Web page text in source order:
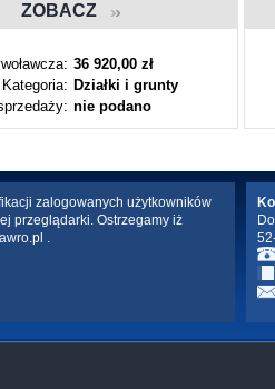
ZOBACZ
36 920,00 zł
Kategoria: Działki i grunty
nie podano
zalogowanych użytkowników
przeglądarki. Ostrzegamy iż
.